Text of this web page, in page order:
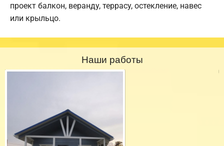
проект балкон, веранду, террасу, остекление, навес
или крыльцо.
Наши работы